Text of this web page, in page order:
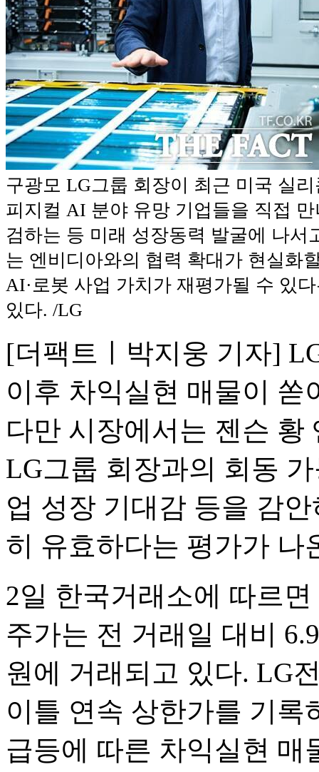
구광모 LG그룹 회장이 최근 미국 실
피지컬 AI 분야 유망 기업들을 직접
검하는 등 미래 성장동력 발굴에 나서
는 엔비디아와의 협력 확대가 현실화
AI·로봇 사업 가치가 재평가될 수 있
있다. /LG
[더팩트ㅣ박지웅 기자]
이후 차익실현 매물이 쏟
다만 시장에서는 젠슨 황
LG그룹 회장과의 회동
업 성장 기대감 등을 감
히 유효하다는 평가가 나
2일 한국거래소에 따르
주가는 전 거래일 대비
원에 거래되고 있다. LG
이틀 연속 상한가를 기록
급등에 따른 차익실현 매